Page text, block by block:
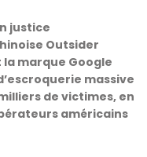
justice
Outsider
marque Google
massive
de victimes, en
américains